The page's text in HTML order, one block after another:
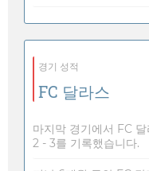
경기 성적
FC 달라스
마지막 경기에서 FC
2 - 3를 기록했습니다.